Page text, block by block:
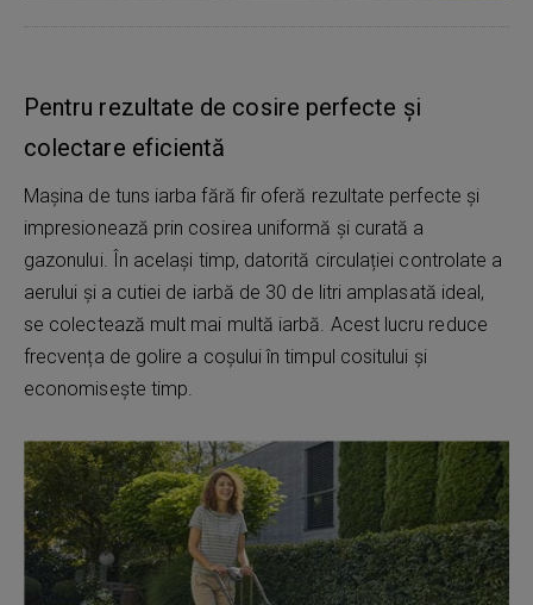
Pentru rezultate de cosire perfecte și
colectare eficientă
Mașina de tuns iarba fără fir oferă rezultate perfecte și
impresionează prin cosirea uniformă și curată a
gazonului. În același timp, datorită circulației controlate a
aerului și a cutiei de iarbă de 30 de litri amplasată ideal,
se colectează mult mai multă iarbă. Acest lucru reduce
frecvența de golire a coșului în timpul cositului și
economisește timp.